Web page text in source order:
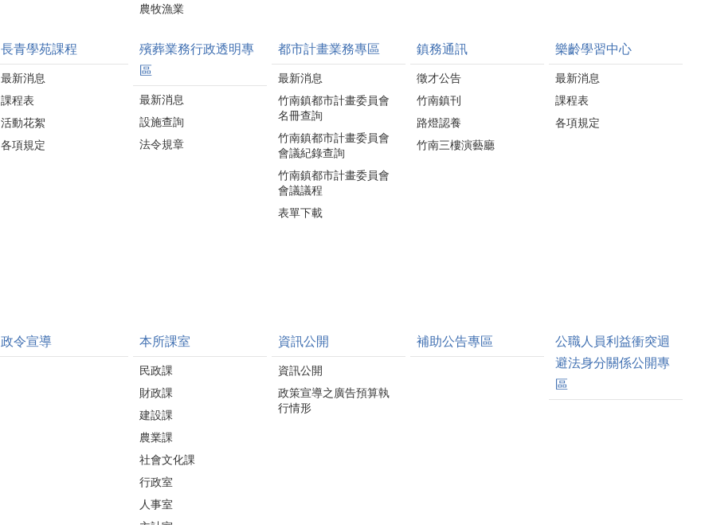
農牧漁業
長青學苑課程
最新消息
課程表
活動花絮
各項規定
殯葬業務行政透明專
區
最新消息
設施查詢
法令規章
都市計畫業務專區
最新消息
竹南鎮都市計畫委員會
名冊查詢
竹南鎮都市計畫委員會
會議紀錄查詢
竹南鎮都市計畫委員會
會議議程
表單下載
鎮務通訊
徵才公告
竹南鎮刊
路燈認養
竹南三樓演藝廳
樂齡學習中心
最新消息
課程表
各項規定
政令宣導 本所課室
民政課
財政課
建設課
農業課
社會文化課
行政室
人事室
資訊公開
資訊公開
政策宣導之廣告預算執
行情形
補助公告專區
公職人員利益衝突迴
避法身分關係公開專
區